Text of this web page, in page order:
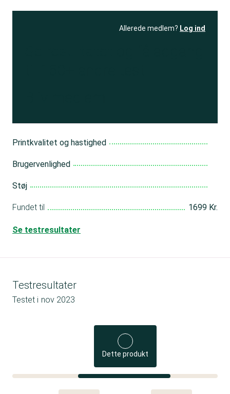
Allerede medlem? Log ind
Printkvalitet og hastighed
Brugervenlighed
Støj
Fundet til 1699 Kr.
Se testresultater
Testresultater
Testet i nov 2023
Dette produkt